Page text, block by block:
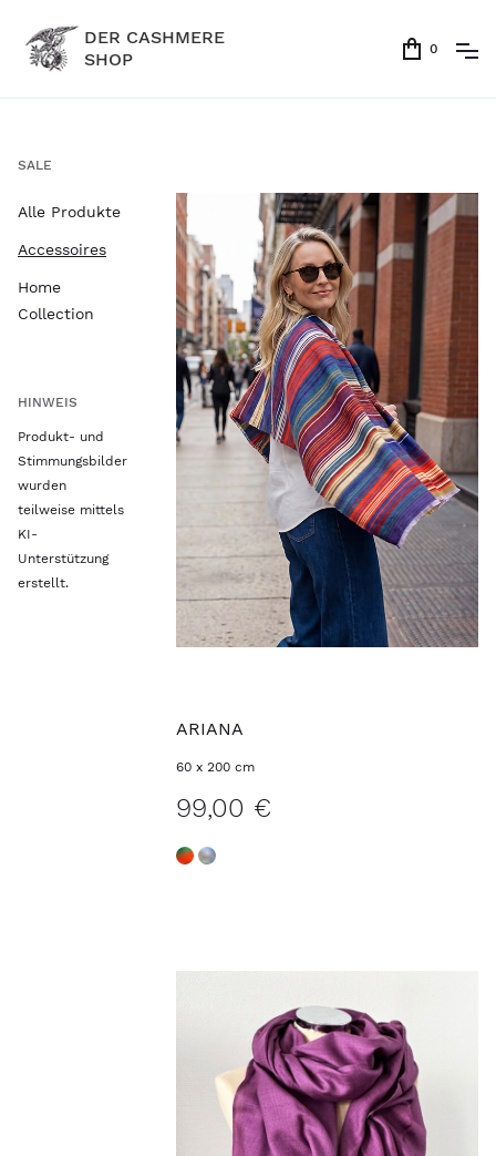
DER CASHMERE
SHOP
0
ARIANA
60 x 200 cm
99,00 €
SALE
Alle Produkte
Accessoires
Home
Collection
HINWEIS
Produkt- und
Stimmungsbilder
wurden
teilweise mittels
KI-
Unterstützung
erstellt.